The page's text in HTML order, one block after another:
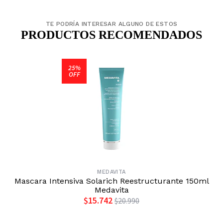
TE PODRÍA INTERESAR ALGUNO DE ESTOS
PRODUCTOS RECOMENDADOS
25%
OFF
MEDAVITA
Mascara Intensiva Solarich Reestructurante 150ml
Medavita
$15.742 $20.990